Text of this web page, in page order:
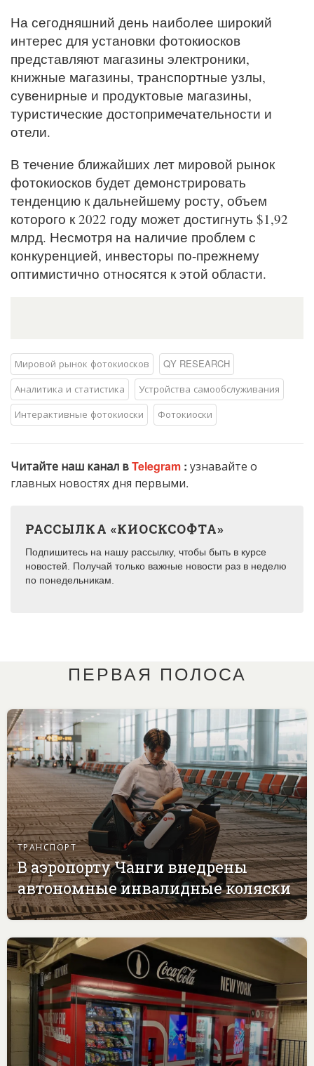
На сегодняшний день наиболее широкий
интерес для установки фотокиосков
представляют магазины электроники,
книжные магазины, транспортные узлы,
сувенирные и продуктовые магазины,
туристические достопримечательности и
отели.
В течение ближайших лет мировой рынок
фотокиосков будет демонстрировать
тенденцию к дальнейшему росту, объем
которого к 2022 году может достигнуть $1,92
млрд. Несмотря на наличие проблем с
конкуренцией, инвесторы по-прежнему
оптимистично относятся к этой области.
Мировой рынок фотокиосков
QY RESEARCH
Аналитика и статистика
Устройства самообслуживания
Интерактивные фотокиоски
Фотокиоски
Читайте наш канал вTelegram : узнавайте о
главных новостях дня первыми.
РАССЫЛКА «КИОСКСОФТА»
Подпишитесь на нашу рассылку, чтобы быть в курсе
новостей. Получай только важные новости раз в неделю
по понедельникам.
ПЕРВАЯ ПОЛОСА
ТРАНСПОРТ
В аэропорту Чанги внедрены
автономные инвалидные коляски